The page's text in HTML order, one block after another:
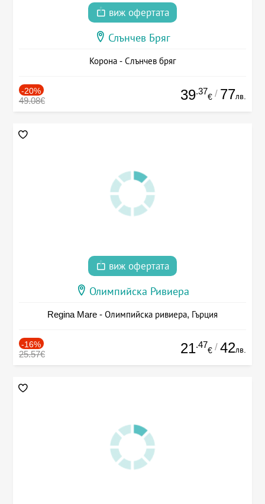
виж офертата
Слънчев Бряг
Корона - Слънчев бряг
-20%
49.08€ 39.37
€ / 77лв.
виж офертата
Олимпийска Ривиера
Regina Mare - Олимпийска ривиера, Гърция
-16%
25.57€ 21.47
€ / 42лв.